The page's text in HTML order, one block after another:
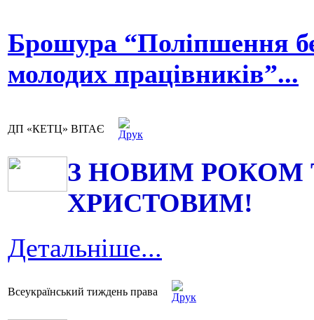
Брошура “Поліпшення
молодих працівників”...
ДП «КЕТЦ» ВІТАЄ
З НОВИМ РОКОМ
ХРИСТОВИМ!
Детальніше...
Всеукраїнський тиждень права